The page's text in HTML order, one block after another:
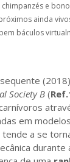
e
ainda
báculos
(2018)
Society B(
em
a se
durante